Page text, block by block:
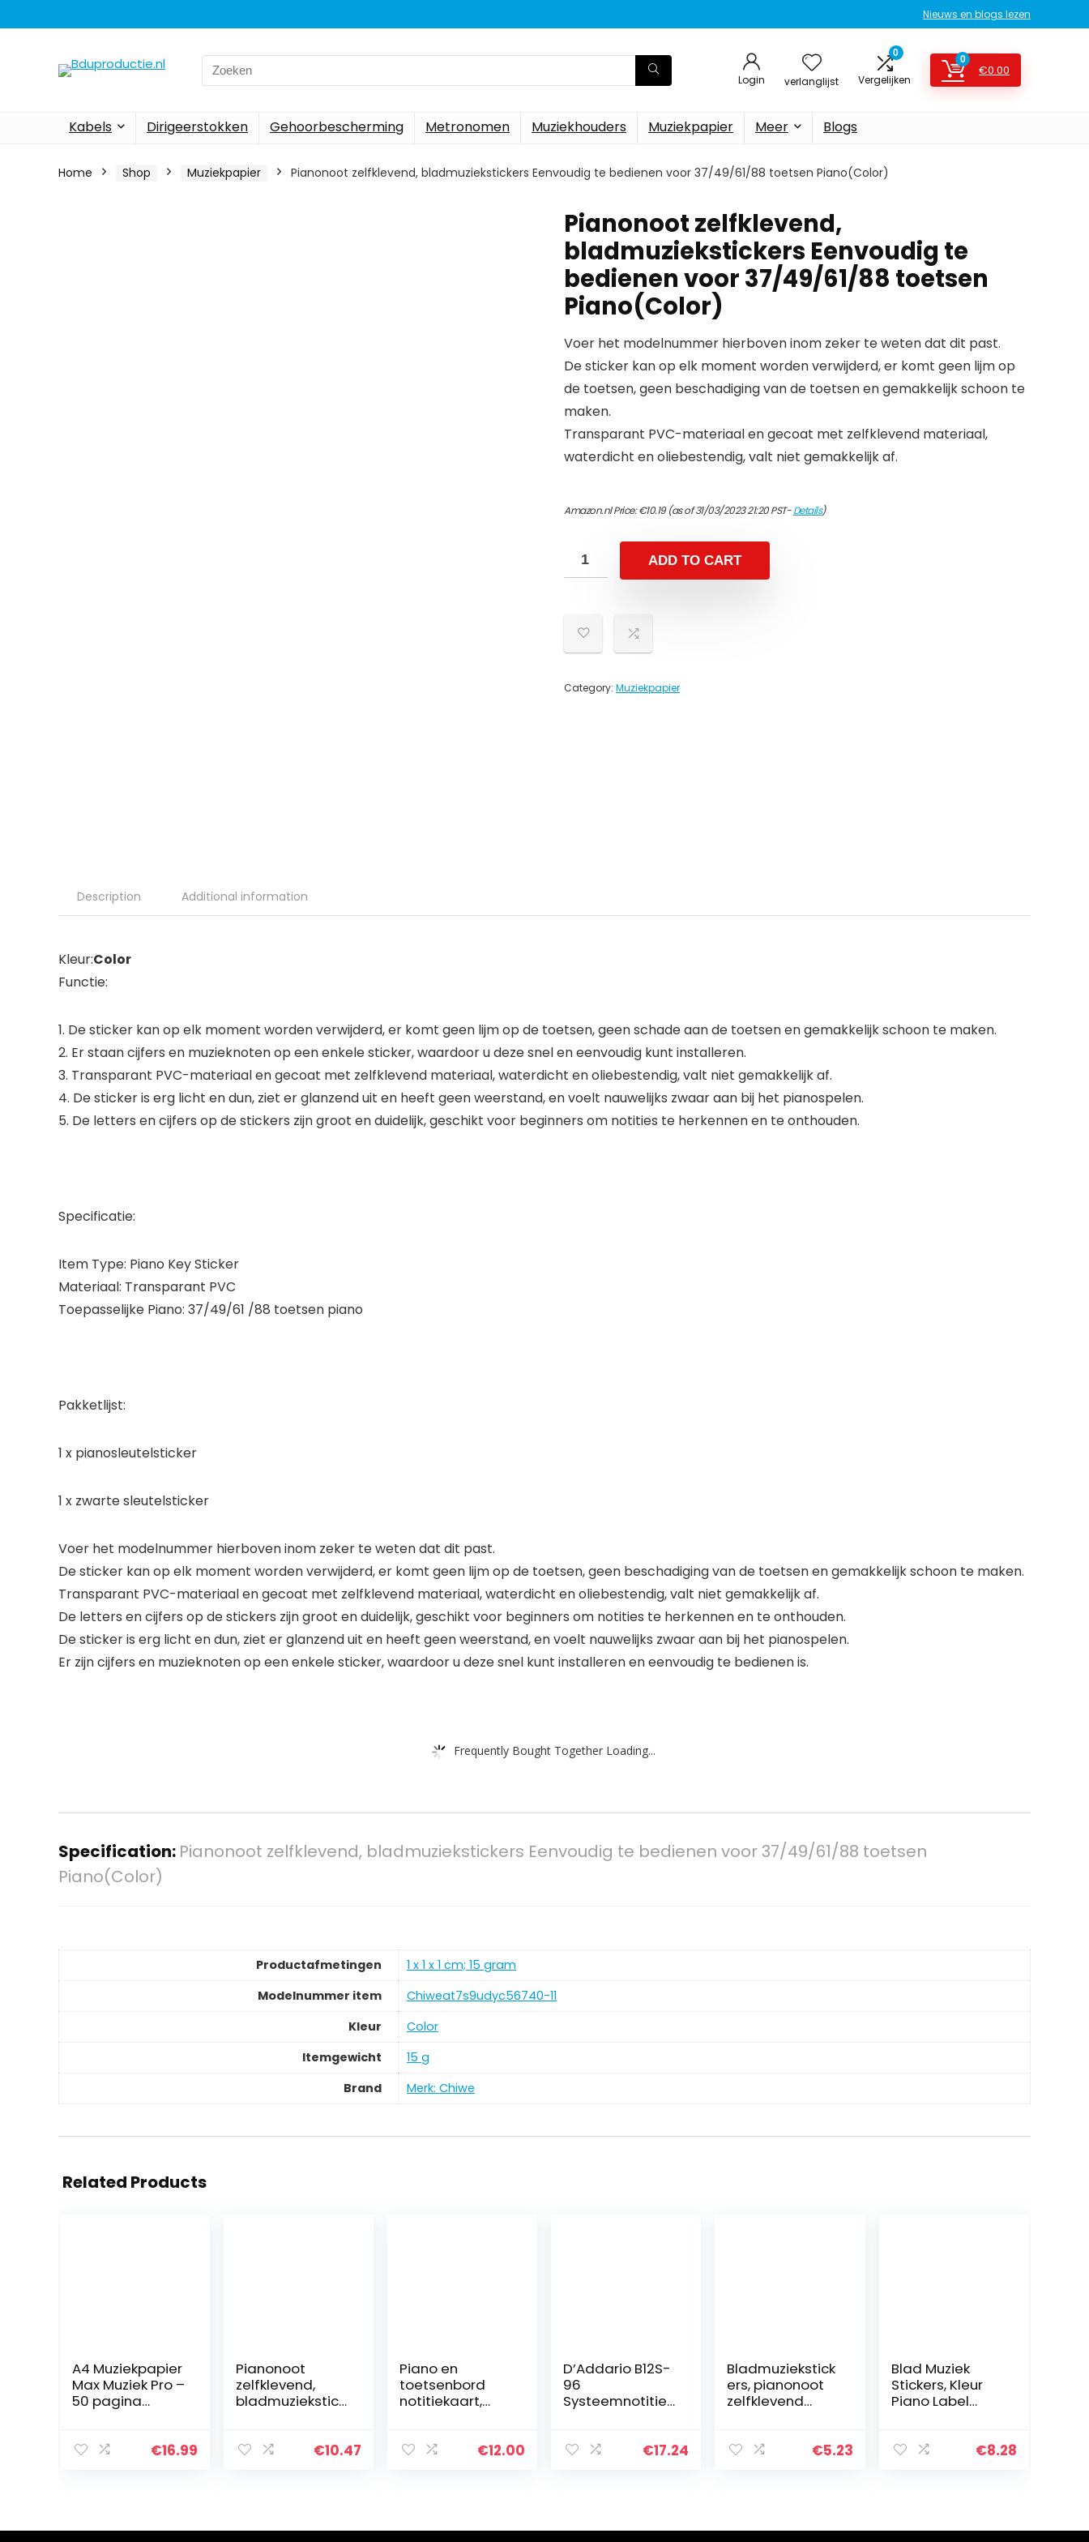
Nieuws en blogs lezen
Search
for:
Login verlanglijst
0
Vergelijken
0
€0.00
Kabels Dirigeerstokken Gehoorbescherming Metronomen Muziekhouders Muziekpapier Meer Blogs
Home Shop Muziekpapier Pianonoot zelfklevend, bladmuziekstickers Eenvoudig te bedienen voor 37/49/61/88 toetsen Piano(Color)
Pianonoot zelfklevend,
bladmuziekstickers Eenvoudig te
bedienen voor 37/49/61/88 toetsen
Piano(Color)
Voer het modelnummer hierboven inom zeker te weten dat dit past.
De sticker kan op elk moment worden verwijderd, er komt geen lijm op
de toetsen, geen beschadiging van de toetsen en gemakkelijk schoon te
maken.
Transparant PVC-materiaal en gecoat met zelfklevend materiaal,
waterdicht en oliebestendig, valt niet gemakkelijk af.
Amazon.nl Price:€10.19(as of 31/03/2023 21:20 PST-Details)
ADD TO CART
Category: Muziekpapier
Description Additional information
Kleur:Color
Functie:
1. De sticker kan op elk moment worden verwijderd, er komt geen lijm op de toetsen, geen schade aan de toetsen en gemakkelijk schoon te maken.
2. Er staan ​​cijfers en muzieknoten op een enkele sticker, waardoor u deze snel en eenvoudig kunt installeren.
3. Transparant PVC-materiaal en gecoat met zelfklevend materiaal, waterdicht en oliebestendig, valt niet gemakkelijk af.
4. De sticker is erg licht en dun, ziet er glanzend uit en heeft geen weerstand, en voelt nauwelijks zwaar aan bij het pianospelen.
5. De letters en cijfers op de stickers zijn groot en duidelijk, geschikt voor beginners om notities te herkennen en te onthouden.
Specificatie:
Item Type: Piano Key Sticker
Materiaal: Transparant PVC
Toepasselijke Piano: 37/49/61 /88 toetsen piano
Pakketlijst:
1 x pianosleutelsticker
1 x zwarte sleutelsticker
Voer het modelnummer hierboven inom zeker te weten dat dit past.
De sticker kan op elk moment worden verwijderd, er komt geen lijm op de toetsen, geen beschadiging van de toetsen en gemakkelijk schoon te maken.
Transparant PVC-materiaal en gecoat met zelfklevend materiaal, waterdicht en oliebestendig, valt niet gemakkelijk af.
De letters en cijfers op de stickers zijn groot en duidelijk, geschikt voor beginners om notities te herkennen en te onthouden.
De sticker is erg licht en dun, ziet er glanzend uit en heeft geen weerstand, en voelt nauwelijks zwaar aan bij het pianospelen.
Er zijn cijfers en muzieknoten op een enkele sticker, waardoor u deze snel kunt installeren en eenvoudig te bedienen is.
Frequently Bought Together Loading...
Specification: Pianonoot zelfklevend, bladmuziekstickers Eenvoudig te bedienen voor 37/49/61/88 toetsen
Piano(Color)
Productafmetingen
‎1 x 1 x 1 cm; 15 gram
Modelnummer item
‎Chiweat7s9udyc56740-11
Kleur
‎Color
Itemgewicht
‎15 g
Brand
Merk: Chiwe
Related Products
A4 Muziekpapier
Max Muziek Pro –
50 pagina
€16.99
Pianonoot
zelfklevend,
bladmuziekstick
beginners voor
€10.47
Piano en
toetsenbord
notitiekaart,
ideaal visueel
€12.00
D’Addario B12S-
96
Systeemnotitieb
€17.24
Bladmuziekstick
ers, pianonoot
zelfklevend
transparant pvc
€5.23
Blad Muziek
Stickers, Kleur
Piano Label
37/49/61/88 €8.28